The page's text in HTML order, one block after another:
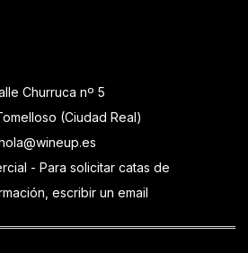
Churruca nº 5
(Ciudad Real)
- Para solicitar catas de
escribir un email